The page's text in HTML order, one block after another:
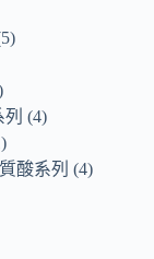
5
4
酸系列
4